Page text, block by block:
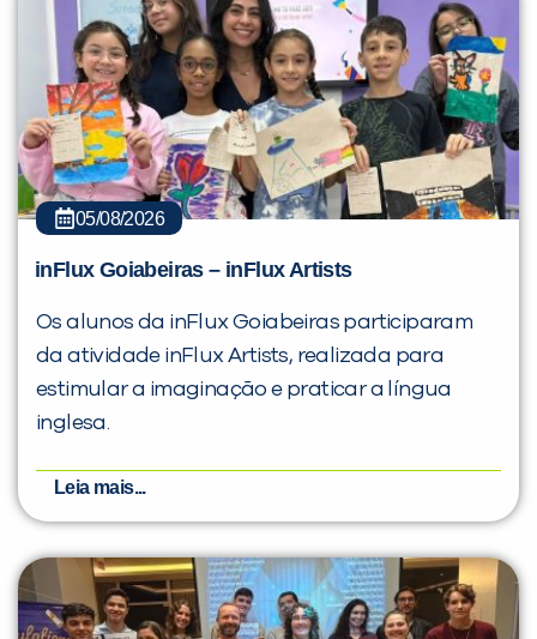
05/08/2026
inFlux Goiabeiras – inFlux Artists
Os alunos da inFlux Goiabeiras participaram
da atividade inFlux Artists, realizada para
estimular a imaginação e praticar a língua
inglesa.
Leia mais...